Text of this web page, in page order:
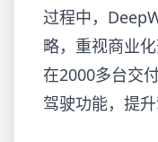
过程中，
略，重视商业
在2000多台交
驾驶功能，提